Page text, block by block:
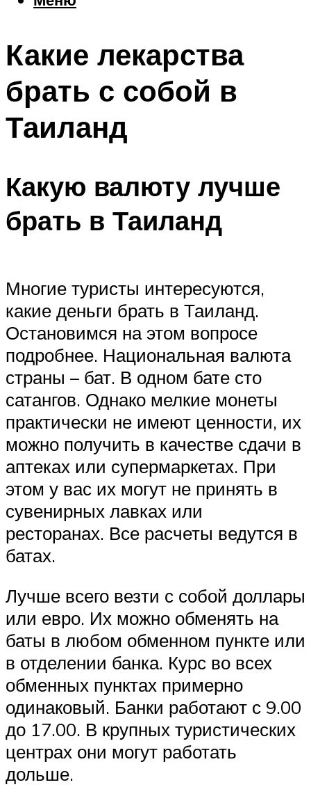
Шоппинг
Меню
Какие лекарства
брать с собой в
Таиланд
Какую валюту лучше
брать в Таиланд
Многие туристы интересуются,
какие деньги брать в Таиланд.
Остановимся на этом вопросе
подробнее. Национальная валюта
страны – бат. В одном бате сто
сатангов. Однако мелкие монеты
практически не имеют ценности, их
можно получить в качестве сдачи в
аптеках или супермаркетах. При
этом у вас их могут не принять в
сувенирных лавках или
ресторанах. Все расчеты ведутся в
батах.
Лучше всего везти с собой доллары
или евро. Их можно обменять на
баты в любом обменном пункте или
в отделении банка. Курс во всех
обменных пунктах примерно
одинаковый. Банки работают с 9.00
до 17.00. В крупных туристических
центрах они могут работать
дольше.